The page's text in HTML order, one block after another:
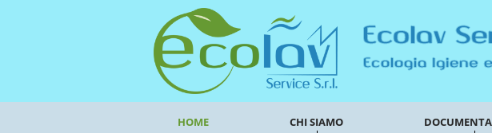
HOME CHI SIAMO